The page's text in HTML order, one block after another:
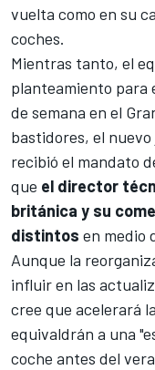
vuelta como en su
coches.
Mientras tanto, el
planteamiento para
de semana en el
bastidores, el
recibió el mandato
que el director
británica y su
distintos en medio
Aunque la
influir en las
cree que acelerará
equivaldrán a una
coche antes del